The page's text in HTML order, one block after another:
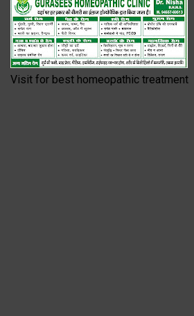
Visit for best homeopathic treatment